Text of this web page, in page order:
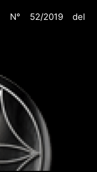
N° 52/2019 del